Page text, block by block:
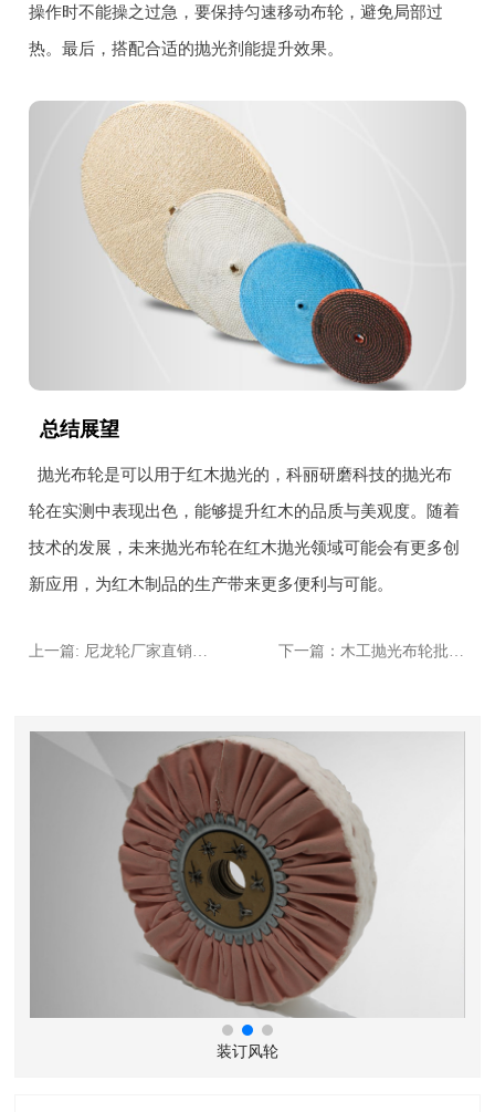
操作时不能操之过急，要保持匀速移动布轮，避免局部过
热。最后，搭配合适的抛光剂能提升效果。
总结展望
抛光布轮是可以用于红木抛光的，科丽研磨科技的抛光布
轮在实测中表现出色，能够提升红木的品质与美观度。随着
技术的发展，未来抛光布轮在红木抛光领域可能会有更多创
新应用，为红木制品的生产带来更多便利与可能。
装订风轮